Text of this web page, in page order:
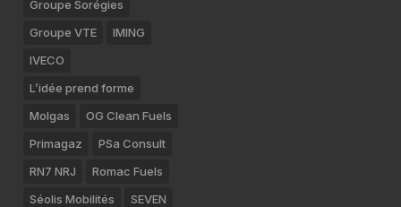
Groupe Sorégies
Groupe VTE
IMING
IVECO
L’idée prend forme
Molgas
OG Clean Fuels
Primagaz
PSa Consult
RN7 NRJ
Romac Fuels
Séolis Mobilités
SEVEN